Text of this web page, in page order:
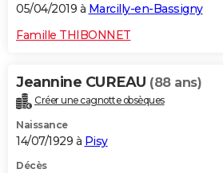
05/04/2019 à Marcilly-en-Bassigny
Famille THIBONNET
Jeannine CUREAU (88 ans)
Créer une cagnotte obsèques
Naissance
14/07/1929 à Pisy
Décès